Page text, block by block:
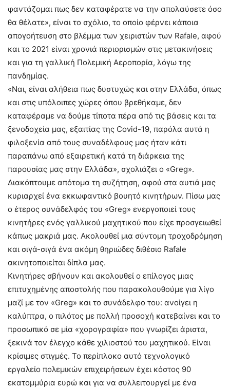
φαντάζομαι πως δεν καταφέρατε να την απολαύσετε όσο
θα θέλατε», είναι το σχόλιο, το οποίο φέρνει κάποια
απογοήτευση στο βλέμμα των χειριστών των Rafale, αφού
και το 2021 είναι χρονιά περιορισμών στις μετακινήσεις
και για τη γαλλική Πολεμική Αεροπορία, λόγω της
πανδημίας.
«Ναι, είναι αλήθεια πως δυστυχώς και στην Ελλάδα, όπως
και στις υπόλοιπες χώρες όπου βρεθήκαμε, δεν
καταφέραμε να δούμε τίποτα πέρα από τις βάσεις και τα
ξενοδοχεία μας, εξαιτίας της Covid-19, παρόλα αυτά η
φιλοξενία από τους συναδέλφους μας ήταν κάτι
παραπάνω από εξαιρετική κατά τη διάρκεια της
παρουσίας μας στην Ελλάδα», σχολιάζει ο «Greg».
Διακόπτουμε απότομα τη συζήτηση, αφού στα αυτιά μας
κυριαρχεί ένα εκκωφαντικό βουητό κινητήρων. Πίσω μας
ο έτερος συνάδελφός του «Greg» ενεργοποιεί τους
κινητήρες ενός γαλλικού μαχητικού που είχε προσγειωθεί
κάπως μακριά μας. Ακολουθεί μια σύντομη τροχοδρόμηση
και σιγά-σιγά ένα ακόμη θηριώδες διθέσιο Rafale
ακινητοποιείται δίπλα μας.
Κινητήρες σβήνουν και ακολουθεί ο επίλογος μιας
επιτυχημένης αποστολής που παρακολουθούμε για λίγο
μαζί με τον «Greg» και το συνάδελφο του: ανοίγει η
καλύπτρα, ο πιλότος με πολλή προσοχή κατεβαίνει και το
προσωπικό σε μία «χορογραφία» που γνωρίζει άριστα,
ξεκινά τον έλεγχο κάθε χιλιοστού του μαχητικού. Είναι
κρίσιμες στιγμές. Το περίπλοκο αυτό τεχνολογικό
εργαλείο πολεμικών επιχειρήσεων έχει κόστος 90
εκατομμύρια ευρώ και για να συλλειτουργεί με ένα